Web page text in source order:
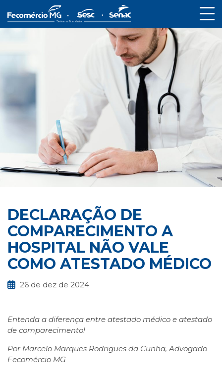
DECLARAÇÃO DE
COMPARECIMENTO A
HOSPITAL NÃO VALE
COMO ATESTADO MÉDICO
26 de dez de 2024
Entenda a diferença entre atestado médico e atestado
de comparecimento!
Por Marcelo Marques Rodrigues da Cunha, Advogado
Fecomércio MG